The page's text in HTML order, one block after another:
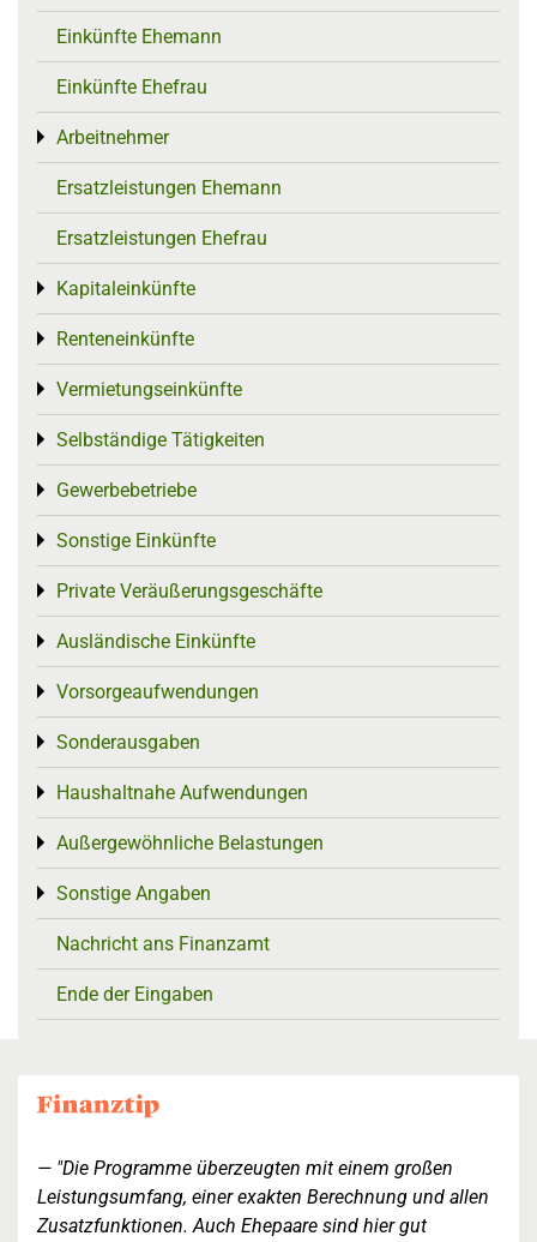
Einkünfte Ehemann
Einkünfte Ehefrau
Arbeitnehmer
Toggle menu
Ersatzleistungen Ehemann
Ersatzleistungen Ehefrau
Kapitaleinkünfte
Toggle menu
Renteneinkünfte
Toggle menu
Vermietungseinkünfte
Toggle menu
Selbständige Tätigkeiten
Toggle menu
Gewerbebetriebe
Toggle menu
Sonstige Einkünfte
Toggle menu
Private Veräußerungsgeschäfte
Toggle menu
Ausländische Einkünfte
Toggle menu
Vorsorgeaufwendungen
Toggle menu
Sonderausgaben
Toggle menu
Haushaltnahe Aufwendungen
Toggle menu
Außergewöhnliche Belastungen
Toggle menu
Sonstige Angaben
Toggle menu
Nachricht ans Finanzamt
Ende der Eingaben
"Die Programme überzeugten mit einem großen
Leistungsumfang, einer exakten Berechnung und allen
Zusatzfunktionen. Auch Ehepaare sind hier gut